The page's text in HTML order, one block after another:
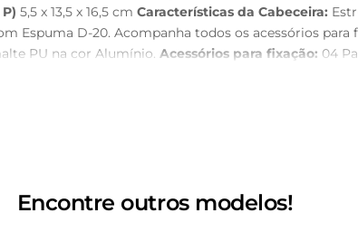
5,5 x 13,5 x 16,5 cm Características da Cabeceira:
D-20. Acompanha todos os acessórios para
PU na cor Alumínio. Acessórios para fixação: 04
em água limpa, sem esfregar, não utilizar
Eventuais despesas são de responsabilidade do
Encontre outros modelos!